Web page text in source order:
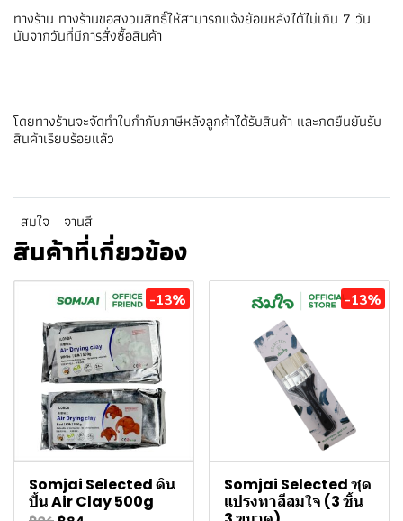
ทางร้าน ทางร้านขอสงวนสิทธิ์ให้สามารถแจ้งย้อนหลังได้ไม่เกิน 7 วัน
นับจากวันที่มีการสั่งซื้อสินค้า
โดยทางร้านจะจัดทำใบกำกับภาษีหลังลูกค้าได้รับสินค้า และกดยืนยันรับ
สินค้าเรียบร้อยแล้ว
สมใจ จานสี
สินค้าที่เกี่ยวข้อง
-13%
Somjai Selected ดิน
ปั้น Air Clay 500g
-13%
Somjai Selected ชุด
แปรงทาสีสมใจ (3 ชิ้น